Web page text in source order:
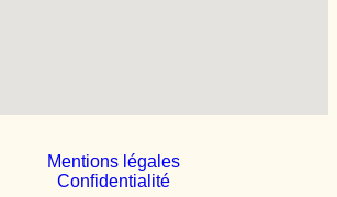
Mentions légales
Confidentialité